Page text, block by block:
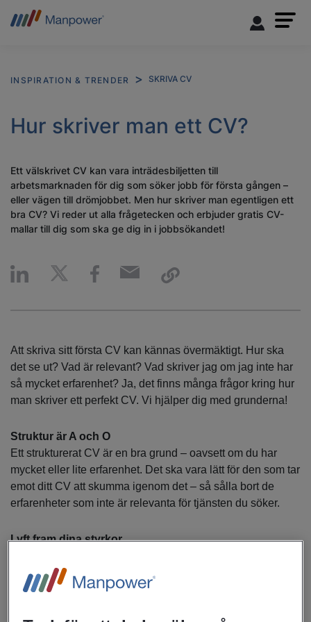
INSPIRATION & TRENDER SKRIVA CV
Hur skriver man ett CV?
Ett välskrivet CV kan vara inträdesbiljetten till
arbetsmarknaden för dig som söker jobb för första gången –
eller vägen till drömjobbet. Men hur skriver man egentligen ett
bra CV? Vi reder ut alla frågetecken och erbjuder gratis CV-
mallar till dig som ska ge dig in i jobbsökandet!
Att skriva sitt första CV kan kännas övermäktigt. Hur ska
det se ut? Vad är relevant? Vad skriver jag om jag inte har
så mycket erfarenhet? Ja, det finns många frågor kring hur
man skriver ett perfekt CV. Vi hjälper dig med grunderna!
Struktur är A och O
Ett strukturerat CV är en bra grund – oavsett om du har
mycket eller lite erfarenhet. Det ska vara lätt för den som tar
emot ditt CV att skumma igenom det – så sålla bort de
erfarenheter som inte är relevanta för tjänsten du söker.
Lyft fram dina styrkor
skriver CV. Beroende på dina erfarenheter kan du välja en
mall som listar utbildning eller arbetslivserfarenhet överst i